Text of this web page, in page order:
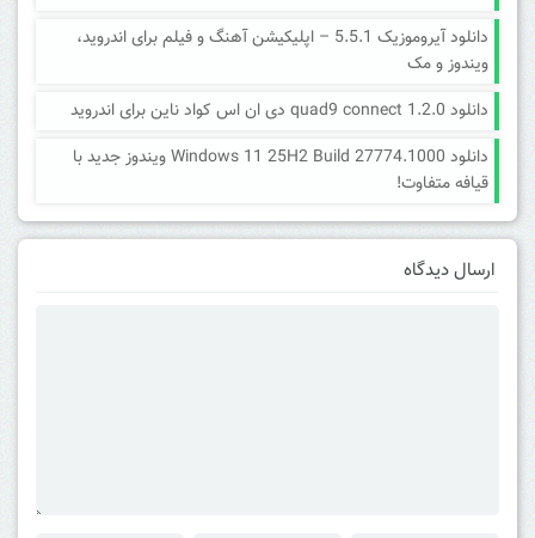
دانلود آیروموزیک 5.5.1 – اپلیکیشن آهنگ و فیلم برای اندروید،
ویندوز و مک
دانلود quad9 connect 1.2.0 دی ان اس کواد ناین برای اندروید
دانلود Windows 11 25H2 Build 27774.1000 ویندوز جدید با
قیافه متفاوت!
ارسال دیدگاه